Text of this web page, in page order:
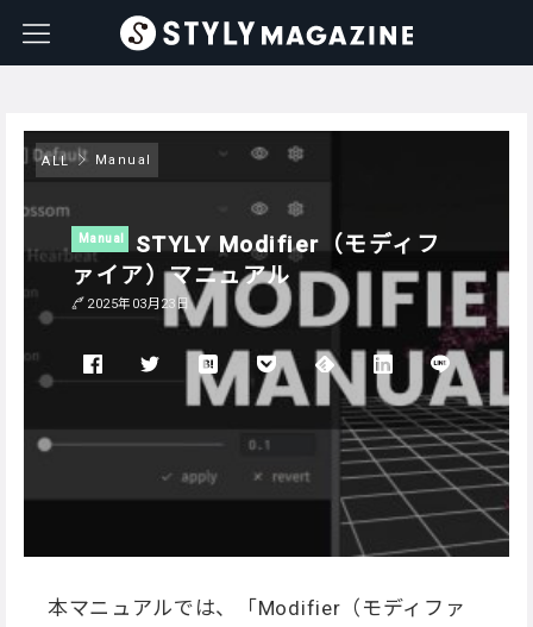
ALL Manual
Manual
STYLY Modifier（モディフ
ァイア）マニュアル
2025年03月23日
本マニュアルでは、「Modifier（モディファ